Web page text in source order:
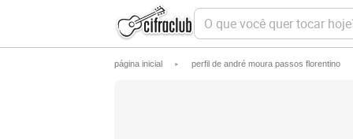
O
u
v
página inicial ► perfil de andré moura passos florentino